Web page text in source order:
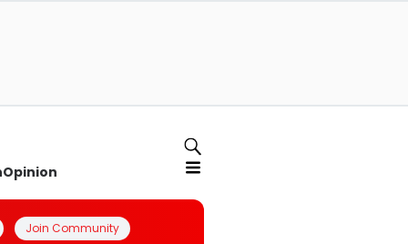
Opinion
Join Community